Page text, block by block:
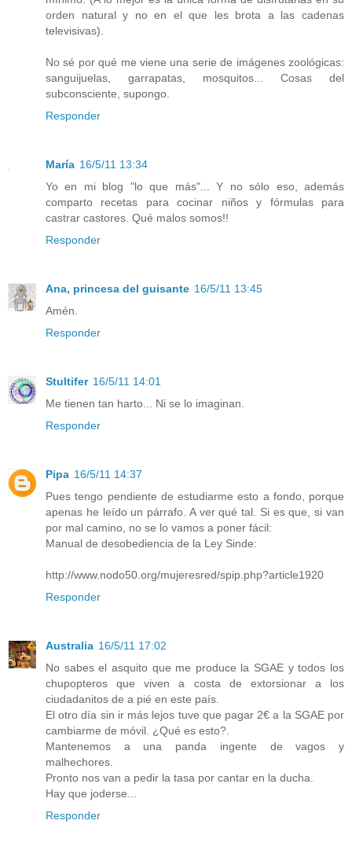
orden natural y no en el que les brota a las cadenas
televisivas).
No sé por qué me viene una serie de imágenes zoológicas:
sanguijuelas, garrapatas, mosquitos... Cosas del
subconsciente, supongo.
Responder
María 16/5/11 13:34
Yo en mi blog "lo que más"... Y no sólo eso, además
comparto recetas para cocinar niños y fórmulas para
castrar castores. Qué malos somos!!
Responder
Ana, princesa del guisante 16/5/11 13:45
Amén.
Responder
Stultifer 16/5/11 14:01
Me tienen tan harto... Ni se lo imaginan.
Responder
Pipa 16/5/11 14:37
Pues tengo pendiente de estudiarme esto a fondo, porque
apenas he leído un párrafo. A ver qué tal. Si es que, si van
por mal camino, no se lo vamos a poner fácil:
Manual de desobediencia de la Ley Sinde:
http://www.nodo50.org/mujeresred/spip.php?article1920
Responder
Australia 16/5/11 17:02
No sabes el asquito que me produce la SGAE y todos los
chupopteros que viven a costa de extorsionar a los
ciudadanitos de a pié en este país.
El otro día sin ir más lejos tuve que pagar 2€ a la SGAE por
cambiarme de móvil. ¿Qué es esto?.
Mantenemos a una panda ingente de vagos y
malhechores.
Pronto nos van a pedir la tasa por cantar en la ducha.
Hay que joderse...
Responder